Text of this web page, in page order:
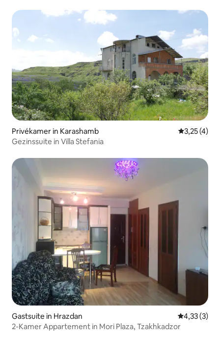
Privékamer in Karashamb
3,25 (4)
Gezinssuite in Villa Stefania
Gastsuite in Hrazdan
4,33 (3)
2-Kamer Appartement in Mori Plaza, Tzakhkadzor